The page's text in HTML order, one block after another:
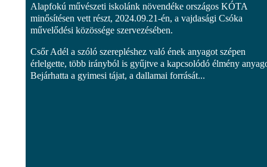
Alapfokú művészeti iskolánk növendéke országos KÓTA
minősítésen vett részt, 2024.09.21-én, a vajdasági Csóka
művelődési közössége szervezésében.
Csőr Adél a szóló szerepléshez való ének anyagot szépen
érlelgette, több irányból is gyűjtve a kapcsolódó élmény
Bejárhatta a gyimesi tájat, a dallamai forrását...